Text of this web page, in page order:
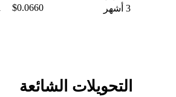
3 أشهر
$0.0660
التحويلات الشائعة